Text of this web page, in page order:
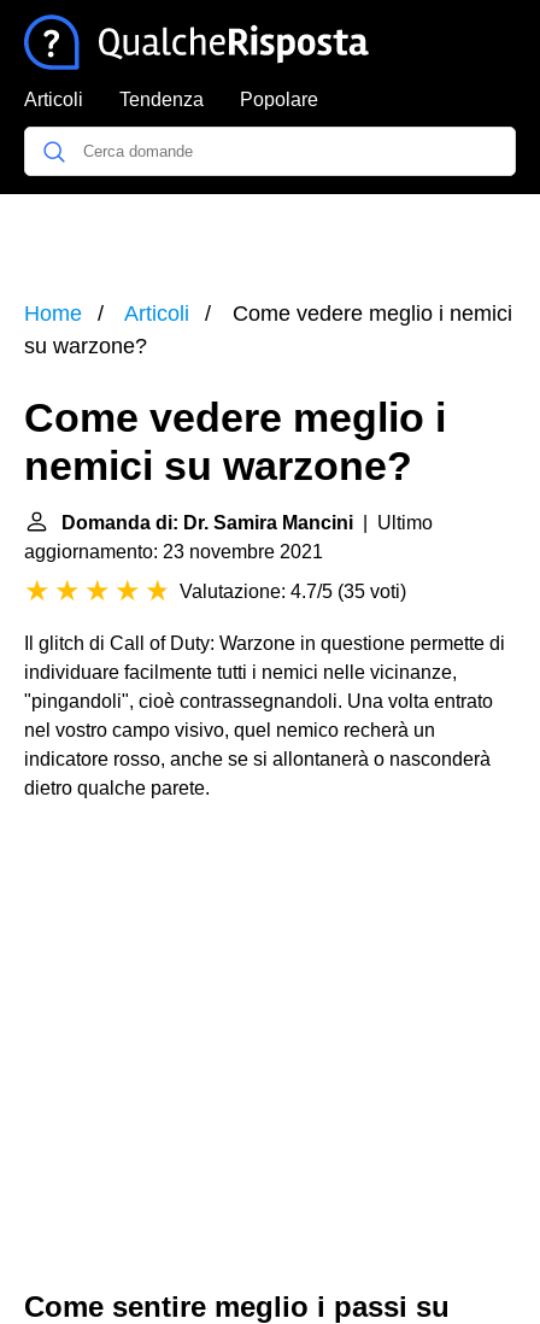
Articoli Tendenza Popolare
Home Articoli
Come vedere meglio i nemici
su warzone?
Come vedere meglio i
nemici su warzone?
Domanda di: Dr. Samira Mancini | Ultimo
aggiornamento: 23 novembre 2021
Valutazione: 4.7/5 (35 voti)
Il glitch di Call of Duty: Warzone in questione permette di
individuare facilmente tutti i nemici nelle vicinanze,
"pingandoli", cioè contrassegnandoli. Una volta entrato
nel vostro campo visivo, quel nemico recherà un
indicatore rosso, anche se si allontanerà o nasconderà
dietro qualche parete.
Come sentire meglio i passi su